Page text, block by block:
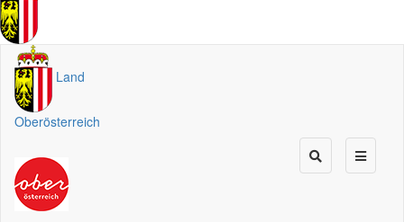
Land
Oberösterreich